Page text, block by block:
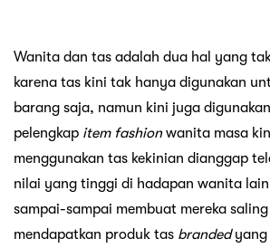
Wanita dan tas adalah dua hal yang
karena tas kini tak hanya digunakan
barang saja, namun kini juga
pelengkap item fashionwanita masa
menggunakan tas kekinian dianggap
nilai yang tinggi di hadapan wanita
sampai-sampai membuat mereka
mendapatkan produk tas brandedyang